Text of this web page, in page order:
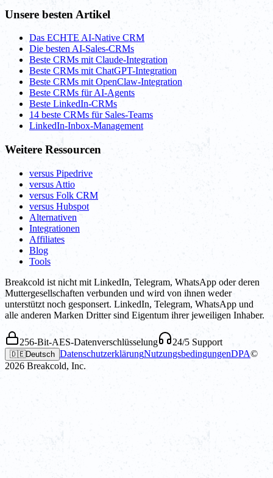
Unsere besten Artikel
Das ECHTE AI-Native CRM
Die besten AI-Sales-CRMs
Beste CRMs mit Claude-Integration
Beste CRMs mit ChatGPT-Integration
Beste CRMs mit OpenClaw-Integration
Beste CRMs für AI-Agents
Beste LinkedIn-CRMs
14 beste CRMs für Sales-Teams
LinkedIn-Inbox-Management
Weitere Ressourcen
versus Pipedrive
versus Attio
versus Folk CRM
versus Hubspot
Alternativen
Integrationen
Affiliates
Blog
Tools
Breakcold ist nicht mit LinkedIn, Telegram, WhatsApp oder deren
Muttergesellschaften verbunden und wird von ihnen weder
unterstützt noch gesponsert. LinkedIn, Telegram, WhatsApp und
alle anderen Marken Dritter sind Eigentum ihrer jeweiligen Inhaber.
256-Bit-AES-Datenverschlüsselung 24/5 Support
🇩🇪Deutsch DatenschutzerklärungNutzungsbedingungenDPA©
2026 Breakcold, Inc.